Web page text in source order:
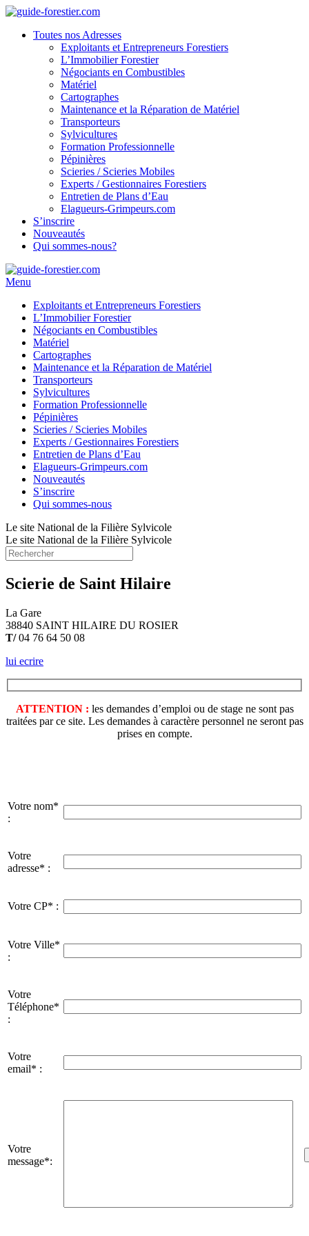
Toutes nos Adresses
Exploitants et Entrepreneurs Forestiers
L’Immobilier Forestier
Négociants en Combustibles
Matériel
Cartographes
Maintenance et la Réparation de Matériel
Transporteurs
Sylvicultures
Formation Professionnelle
Pépinières
Scieries / Scieries Mobiles
Experts / Gestionnaires Forestiers
Entretien de Plans d’Eau
Elagueurs-Grimpeurs.com
S’inscrire
Nouveautés
Qui sommes-nous?
Menu
Exploitants et Entrepreneurs Forestiers
L’Immobilier Forestier
Négociants en Combustibles
Matériel
Cartographes
Maintenance et la Réparation de Matériel
Transporteurs
Sylvicultures
Formation Professionnelle
Pépinières
Scieries / Scieries Mobiles
Experts / Gestionnaires Forestiers
Entretien de Plans d’Eau
Elagueurs-Grimpeurs.com
Nouveautés
S’inscrire
Qui sommes-nous
Le site National de la Filière Sylvicole
Le site National de la Filière Sylvicole
Scierie de Saint Hilaire
La Gare
38840 SAINT HILAIRE DU ROSIER
T/04 76 64 50 08
lui ecrire
ATTENTION : les demandes d’emploi ou de stage ne sont pas
traitées par ce site. Les demandes à caractère personnel ne seront pas
prises en compte.
Votre nom*
:
Votre
adresse* :
Votre CP* :
Votre Ville*
:
Votre
Téléphone*
:
Votre
email* :
Votre
message*: